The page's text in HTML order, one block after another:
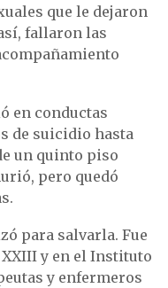
que le dejaron
fallaron las
en conductas
de suicidio hasta
un quinto piso
pero quedó
para salvarla. Fue
y en el Instituto
y enfermeros